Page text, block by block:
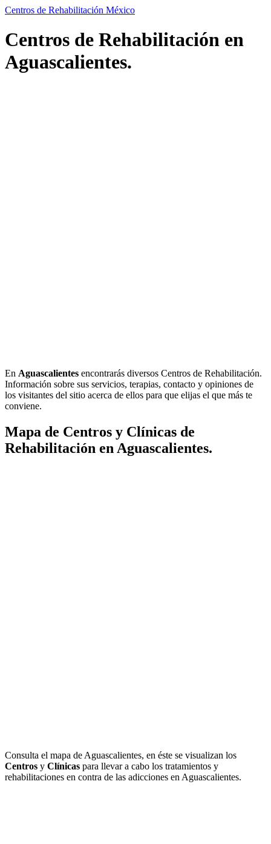
Centros de Rehabilitación México
Centros de Rehabilitación en
Aguascalientes.
En Aguascalientes encontrarás diversos Centros de Rehabilitación.
Información sobre sus servicios, terapias, contacto y opiniones de
los visitantes del sitio acerca de ellos para que elijas el que más te
conviene.
Mapa de Centros y Clínicas de
Rehabilitación en Aguascalientes.
Consulta el mapa de Aguascalientes, en éste se visualizan los
Centros y Clínicas para llevar a cabo los tratamientos y
rehabilitaciones en contra de las adicciones en Aguascalientes.